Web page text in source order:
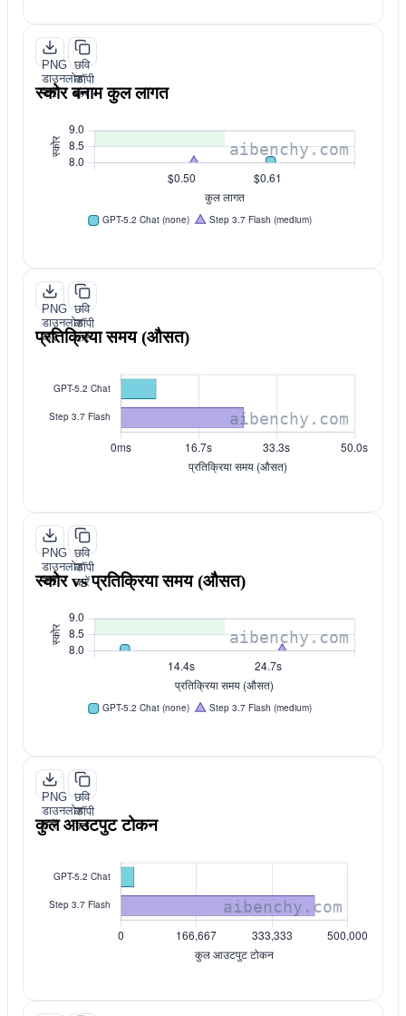
PNG
डाउनलोड
करें
छवि
कॉपी
करें
स्कोर बनाम कुल लागत
PNG
डाउनलोड
करें
छवि
कॉपी
करें
प्रतिक्रिया समय (औसत)
PNG
डाउनलोड
करें
छवि
कॉपी
करें
स्कोर vs प्रतिक्रिया समय (औसत)
PNG
डाउनलोड
करें
छवि
कॉपी
करें
कुल आउटपुट टोकन